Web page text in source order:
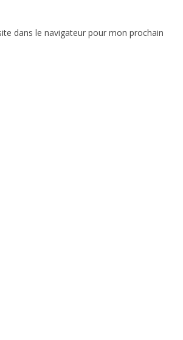
dans le navigateur pour mon prochain